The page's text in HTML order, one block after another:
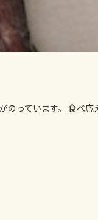
っています。 食べ応